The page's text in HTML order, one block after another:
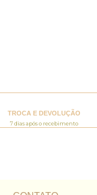
TROCA E DEVOLUÇÃO
7 dias após o recebimento